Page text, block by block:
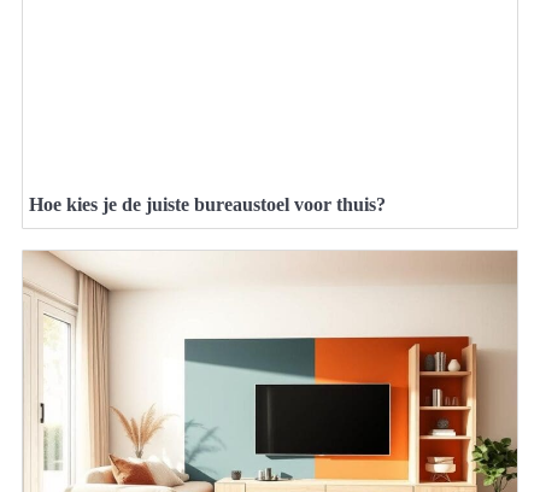
Hoe kies je de juiste bureaustoel voor thuis?